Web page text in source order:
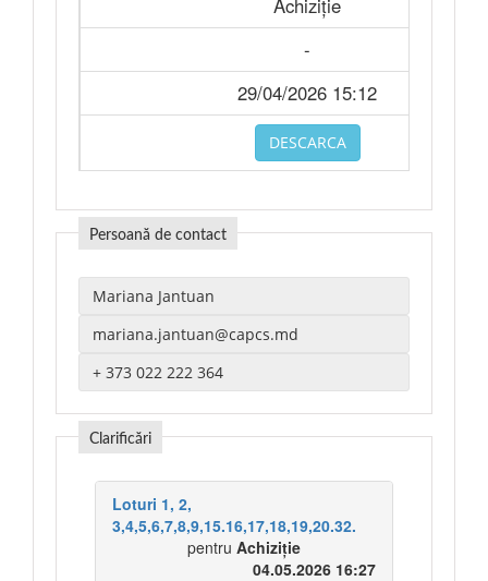
Achiziție
-
29/04/2026 15:12
DESCARCA
Persoană de contact
Clarificări
Loturi 1, 2,
3,4,5,6,7,8,9,15.16,17,18,19,20.32.
pentru Achiziție
04.05.2026 16:27